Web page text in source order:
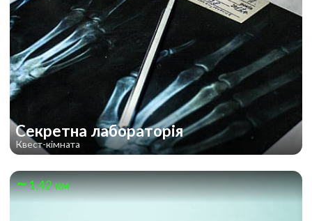
Секретна лабораторія
Квест-кімната
1.42 км